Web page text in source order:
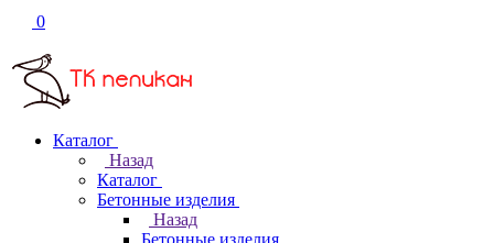
0
Каталог
Назад
Каталог
Бетонные изделия
Назад
Бетонные изделия